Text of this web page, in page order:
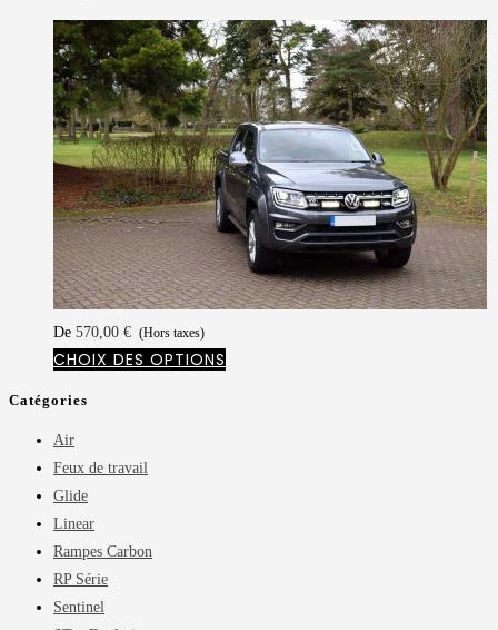
De 570,00 € (Hors taxes)
CHOIX DES OPTIONS
Catégories
Air
Feux de travail
Glide
Linear
Rampes Carbon
RP Série
Sentinel